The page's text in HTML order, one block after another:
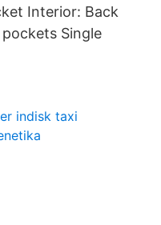
Interior: Back
Single
indisk taxi